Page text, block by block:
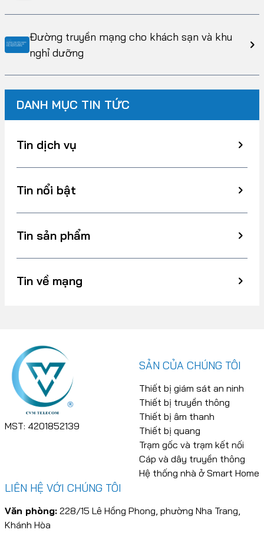
Đường truyền mạng cho khách sạn và khu
nghỉ dưỡng
DANH MỤC TIN TỨC
Tin dịch vụ
Tin nổi bật
Tin sản phẩm
Tin về mạng
MST: 4201852139
SẢN CỦA CHÚNG TÔI
Thiết bị giám sát an ninh
Thiết bị truyền thông
Thiết bị âm thanh
Thiết bị quang
Trạm gốc và trạm kết nối
Cáp và dây truyền thông
Hệ thống nhà ở Smart Home
LIÊN HỆ VỚI CHÚNG TÔI
Văn phòng: 228/15 Lê Hồng Phong, phường Nha Trang,
Khánh Hòa